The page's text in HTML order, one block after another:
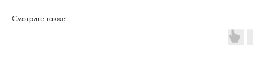
Смотрите также